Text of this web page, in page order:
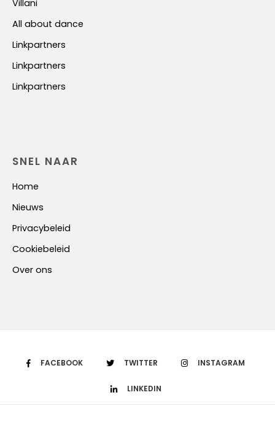
Villani
All about dance
Linkpartners
Linkpartners
Linkpartners
SNEL NAAR
Home
Nieuws
Privacybeleid
Cookiebeleid
Over ons
FACEBOOK TWITTER INSTAGRAM
LINKEDIN